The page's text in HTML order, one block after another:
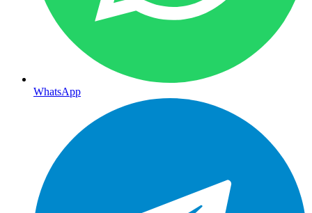
WhatsApp